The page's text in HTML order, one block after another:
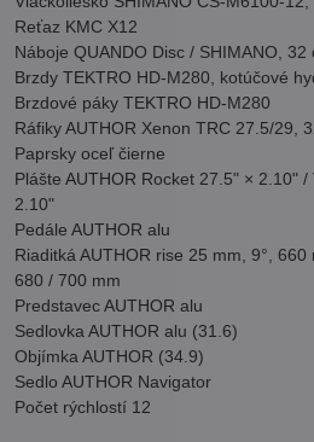
Reťaz KMC X12
Náboje QUANDO Disc / SHIMANO, 32
Brzdy TEKTRO HD-M280, kotúčové
Brzdové páky TEKTRO HD-M280
Ráfiky AUTHOR Xenon TRC 27.5/29,
Paprsky oceľ čierne
Plášte AUTHOR Rocket 27.5" × 2.10"
2.10"
Pedále AUTHOR alu
Riaditká AUTHOR rise 25 mm, 9°, 660
680 / 700 mm
Predstavec AUTHOR alu
Sedlovka AUTHOR alu (31.6)
Objímka AUTHOR (34.9)
Sedlo AUTHOR Navigator
Počet rýchlostí 12